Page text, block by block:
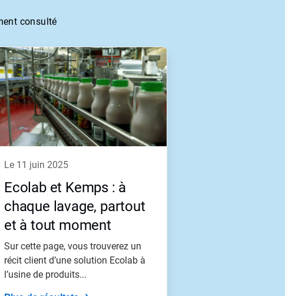
consulté
le 11 juin 2025
Ecolab et Kemps : à
chaque lavage, partout
et à tout moment
Sur cette page, vous trouverez un
récit client d’une solution Ecolab à
l’usine de produits...